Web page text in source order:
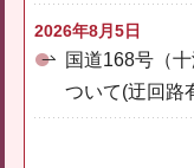
2026年8月5日
国道168号（
ついて(迂回路